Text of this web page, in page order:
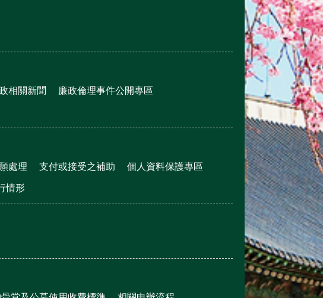
相關新聞 廉政倫理事件公開專區
處理 支付或接受之補助 個人資料保護專區
情形